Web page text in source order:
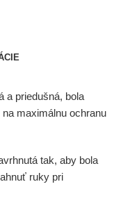
a priedušná, bola
maximálnu ochranu
tak, aby bola
ruky pri